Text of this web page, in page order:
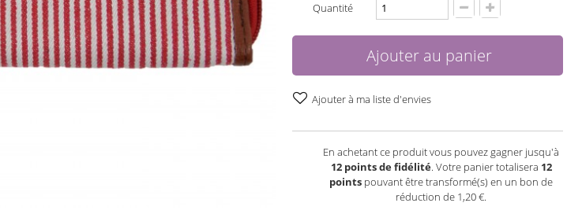
Quantité
Ajouter au panier
Ajouter à ma liste d'envies
En achetant ce produit vous pouvez gagner jusqu'à
12points de fidélité. Votre panier totalisera 12
points pouvant être transformé(s) en un bon de
réduction de 1,20 €.